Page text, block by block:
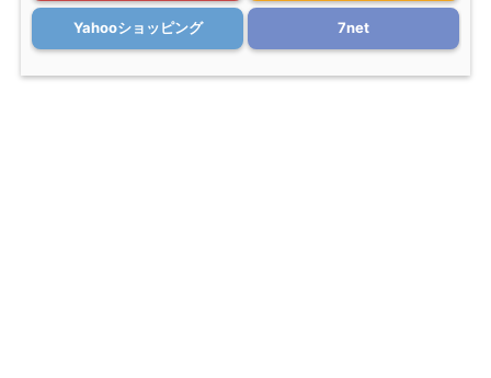
Yahooショッピング 7net